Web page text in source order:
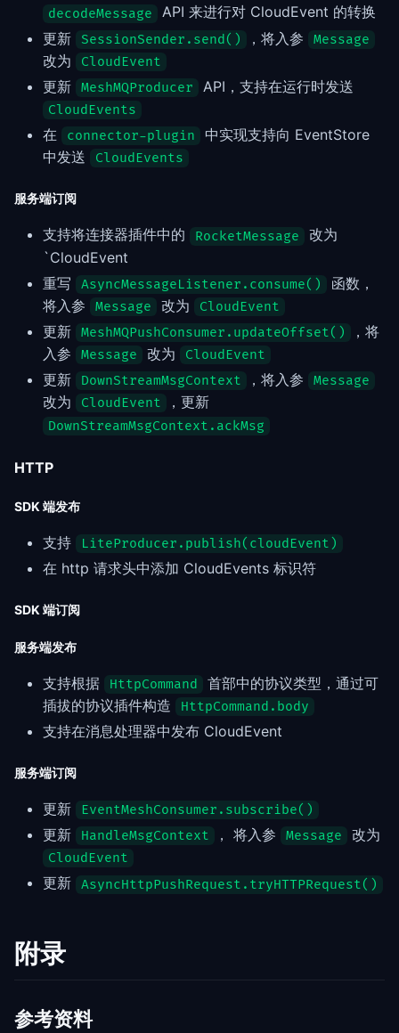
decodeMessage
API 来进行对 CloudEvent 的转换
更新
SessionSender.send() ，将入参 Message
改为 CloudEvent
更新 MeshMQProducer API，支持在运行时发送
CloudEvents
在 connector-plugin
中实现支持向 EventStore
中发送
CloudEvents
服务端订阅
支持将连接器插件中的 RocketMessage
改为
`CloudEvent
重写
AsyncMessageListener.consume()
函数，
将入参
Message 改为 CloudEvent
更新 MeshMQPushConsumer.updateOffset()
，将
入参
Message 改为 CloudEvent
更新 DownStreamMsgContext ，将入参 Message
改为 CloudEvent ，更新
DownStreamMsgContext.ackMsg
HTTP
SDK 端发布
支持 LiteProducer.publish(cloudEvent)
在 http 请求头中添加 CloudEvents 标识符
SDK 端订阅
服务端发布
支持根据 HttpCommand
首部中的协议类型，通过可
插拔的协议插件构造
HttpCommand.body
支持在消息处理器中发布 CloudEvent
服务端订阅
更新 EventMeshConsumer.subscribe()
更新 HandleMsgContext ， 将入参 Message 改为
CloudEvent
更新 AsyncHttpPushRequest.tryHTTPRequest()
附录
参考资料